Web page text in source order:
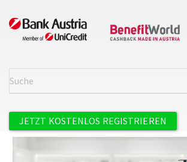
zum
Inhalt
Suche
Benutzermenü
JETZT KOSTENLOS REGISTRIEREN